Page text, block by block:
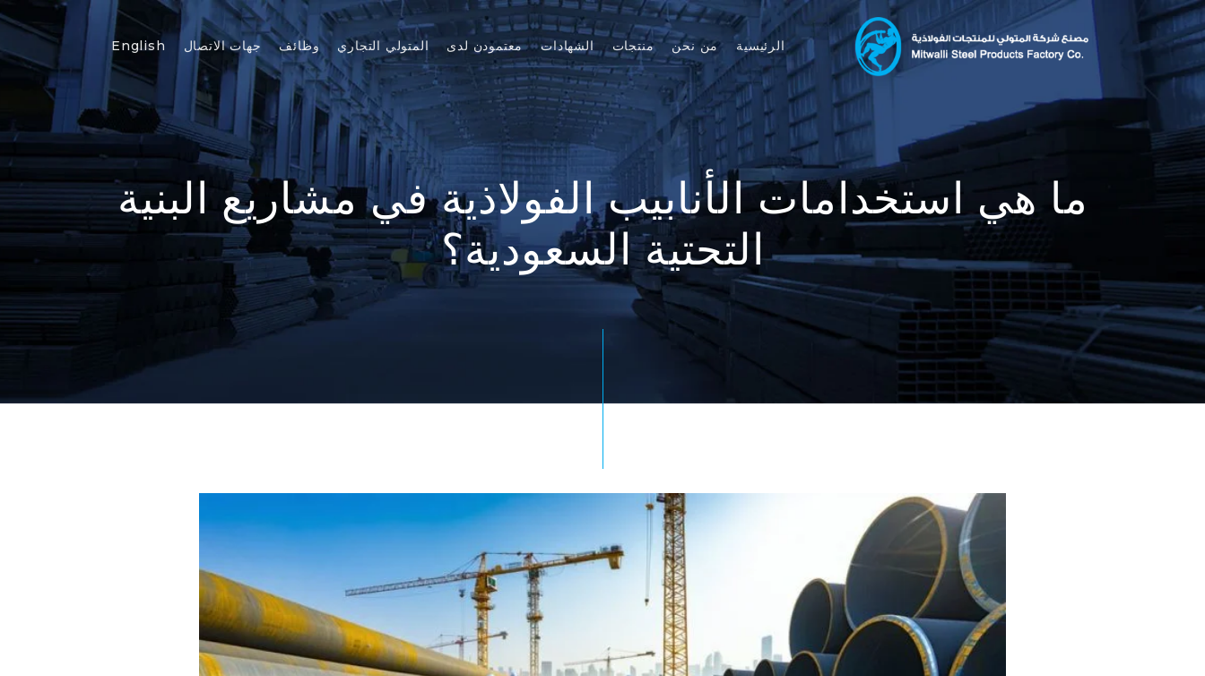
الرئيسية من نحن منتجات الشهادات معتمودن لدى المتولي التجاري وظائف جهات الاتصال English
ما هي استخدامات الأنابيب الفولاذية في مشاريع البنية
التحتية السعودية؟